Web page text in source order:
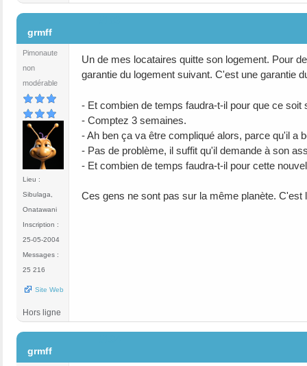
grmff
Pimonaute
non
modérable
Lieu :
Sibulaga,
Onatawani
Inscription :
25-05-2004
Messages :
25 216
Site Web
Un de mes locataires quitte son logement. Pour
garantie du logement suivant. C'est une garantie
- Et combien de temps faudra-t-il pour que ce soit
- Comptez 3 semaines.
- Ah ben ça va être compliqué alors, parce qu'il a
- Pas de problème, il suffit qu'il demande à son
- Et combien de temps faudra-t-il pour cette
Ces gens ne sont pas sur la même planète.
Hors ligne
grmff